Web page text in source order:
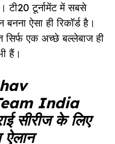
टी20 टूर्नामेंट में सबसे
ऐसा ही रिकॉर्ड है।
सिर्फ एक अच्छे बल्लेबाज ही
हैं।
India
सीरीज के लिए